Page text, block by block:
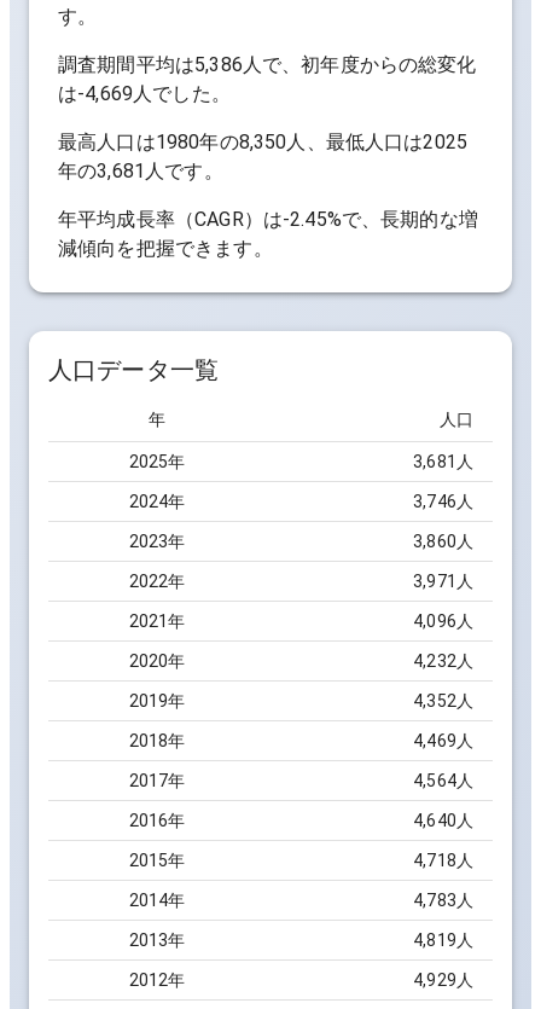
す。
調査期間平均は5,386人で、初年度からの総変化
は-4,669人でした。
最高人口は1980年の8,350人 、最低人口は2025
年の3,681人です。
年平均成長率（CAGR）は-2.45%で、長期的な増
減傾向を把握できます。
人口データ一覧
年 人口
2025年 3,681 人
2024年 3,746 人
2023年 3,860 人
2022年 3,971 人
2021年 4,096 人
2020年 4,232 人
2019年 4,352 人
2018年 4,469 人
2017年 4,564人
2016年 4,640 人
2015年 4,718 人
2014年 4,783 人
2013年 4,819 人
2012年 4,929 人